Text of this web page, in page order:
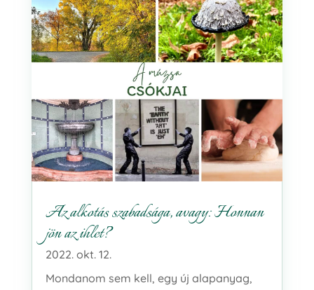
Az alkotás szabadsága, avagy: Honnan
jön az ihlet?
2022. okt. 12.
Mondanom sem kell, egy új alapanyag,